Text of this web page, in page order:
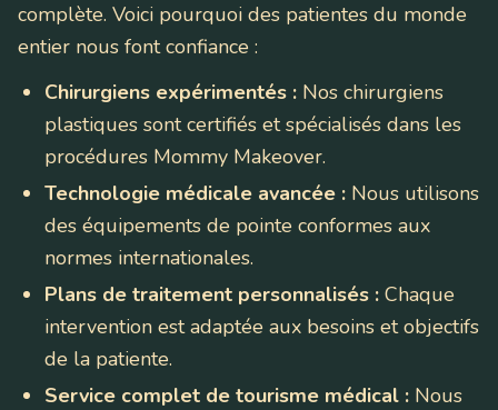
complète. Voici pourquoi des patientes du monde
entier nous font confiance :
Chirurgiens expérimentés : Nos chirurgiens
plastiques sont certifiés et spécialisés dans les
procédures Mommy Makeover.
Technologie médicale avancée : Nous utilisons
des équipements de pointe conformes aux
normes internationales.
Plans de traitement personnalisés : Chaque
intervention est adaptée aux besoins et objectifs
de la patiente.
Service complet de tourisme médical : Nous